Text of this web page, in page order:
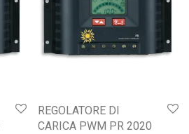
REGOLATORE DI
CARICA PWM PR 2020